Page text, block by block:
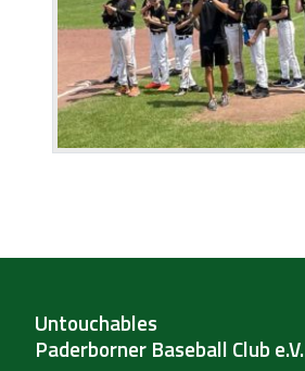
Untouchables
Paderborner Baseball Club e.V.